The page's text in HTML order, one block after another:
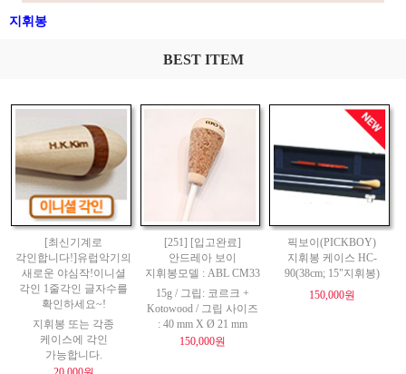
지휘봉
BEST ITEM
[최신기계로
각인합니다!]유럽악기의
새로운 야심작!이니셜
각인 1줄각인 글자수를
확인하세요~!
지휘봉 또는 각종
케이스에 각인
가능합니다.
[251] [입고완료]
안드레아 보이
지휘봉모델 : ABL CM33
15g / 그립: 코르크 +
Kotowood / 그립 사이즈
: 40 mm X Ø 21 mm
150,000원
픽보이(PICKBOY)
지휘봉 케이스 HC-
90(38cm; 15"지휘봉)
150,000원